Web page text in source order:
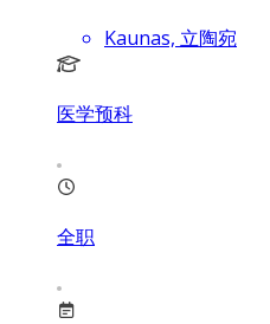
Kaunas, 立陶宛
医学预科
全职